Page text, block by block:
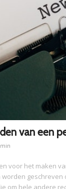
van een
voor het maken
om hele andere